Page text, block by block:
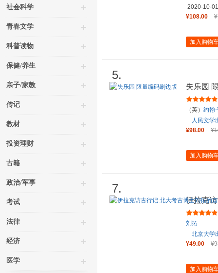
社会科学
青春文学
科普读物
保健/养生
亲子/家教
传记
教材
投资理财
古籍
政治/军事
考试
法律
经济
医学
2020-10-01
¥108.00
加入购物
5.
失乐园
（英） 约翰
人民文学
¥98.00
加入购物
7.
伊拉克
与勇气
刘拓
北京大学
¥49.00
加入购物